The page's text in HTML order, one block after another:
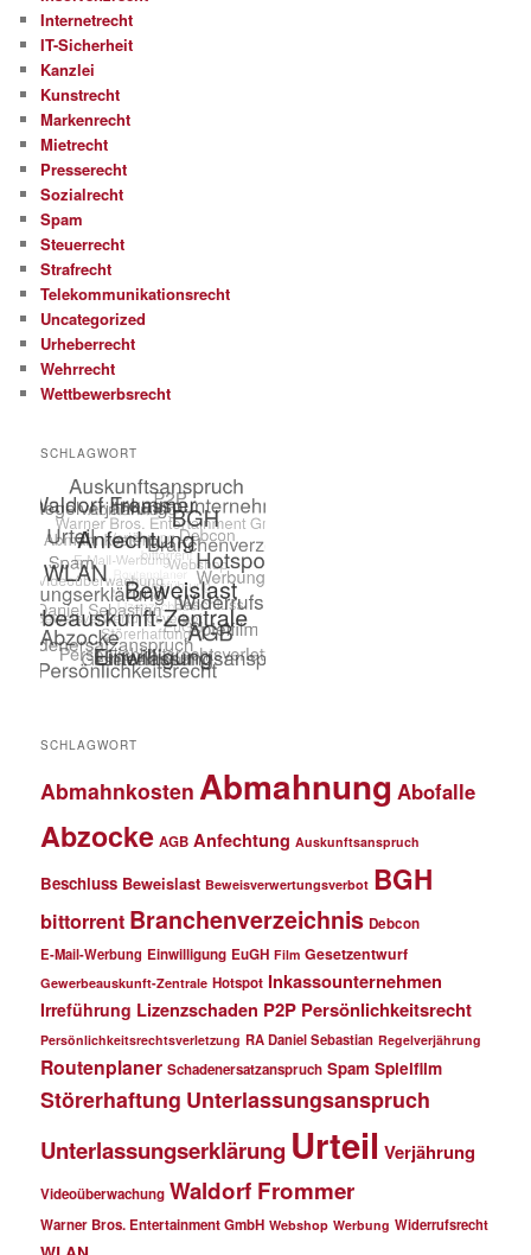
Internetrecht
IT-Sicherheit
Kanzlei
Kunstrecht
Markenrecht
Mietrecht
Presserecht
Sozialrecht
Spam
Steuerrecht
Strafrecht
Telekommunikationsrecht
Uncategorized
Urheberrecht
Wehrrecht
Wettbewerbsrecht
SCHLAGWORT
SCHLAGWORT
Abmahnkosten Abmahnung Abofalle
Abzocke AGB Anfechtung Auskunftsanspruch
Beschluss Beweislast Beweisverwertungsverbot BGH
bittorrent Branchenverzeichnis Debcon
E-Mail-Werbung Einwilligung EuGH Film Gesetzentwurf
Gewerbeauskunft-Zentrale Hotspot Inkassounternehmen
Irreführung Lizenzschaden P2P Persönlichkeitsrecht
Persönlichkeitsrechtsverletzung RA Daniel Sebastian Regelverjährung
Routenplaner Schadenersatzanspruch Spam Spielfilm
Störerhaftung Unterlassungsanspruch
Unterlassungserklärung Urteil Verjährung
Videoüberwachung Waldorf Frommer
Warner Bros. Entertainment GmbH Webshop Werbung Widerrufsrecht